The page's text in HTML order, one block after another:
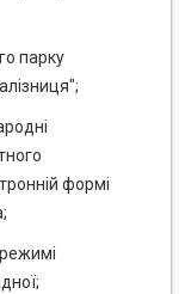
парку
формі